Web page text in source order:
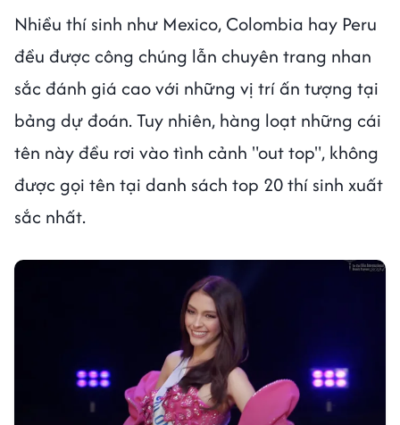
Nhiều thí sinh như Mexico, Colombia hay Peru
đều được công chúng lẫn chuyên trang nhan
sắc đánh giá cao với những vị trí ấn tượng tại
bảng dự đoán. Tuy nhiên, hàng loạt những cái
tên này đều rơi vào tình cảnh "out top", không
được gọi tên tại danh sách top 20 thí sinh xuất
sắc nhất.